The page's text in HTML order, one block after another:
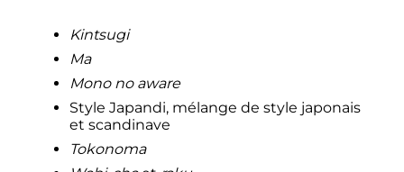
Kintsugi
Ma
Mono no aware
Style Japandi, mélange de style japonais
et scandinave
Tokonoma